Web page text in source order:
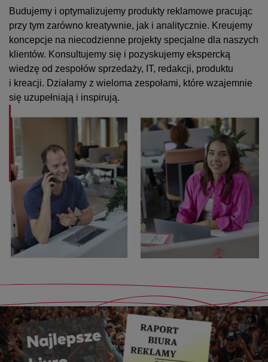
Budujemy i optymalizujemy produkty reklamowe pracując
przy tym zarówno kreatywnie, jak i analitycznie. Kreujemy
koncepcje na niecodzienne projekty specjalne dla naszych
klientów. Konsultujemy się i pozyskujemy ekspercką
wiedzę od zespołów sprzedaży, IT, redakcji, produktu
i kreacji. Działamy z wieloma zespołami, które wzajemnie
się uzupełniają i inspirują.